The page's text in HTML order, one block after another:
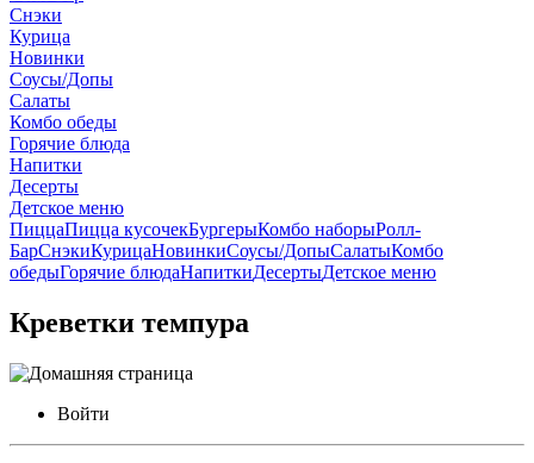
Снэки
Курица
Новинки
Соусы/Допы
Салаты
Комбо обеды
Горячие блюда
Напитки
Десерты
Детское меню
ПиццаПицца кусочекБургерыКомбо наборыРолл-
БарСнэкиКурицаНовинкиСоусы/ДопыСалатыКомбо
обедыГорячие блюдаНапиткиДесертыДетское меню
Креветки темпура
Войти